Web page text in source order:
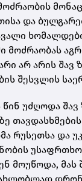
და
მოძრაობას
არ არის შავ
შესვლის
უძღოდა შავ
თავდასხმების
რუსეთსა და
მოუწოდა, მას